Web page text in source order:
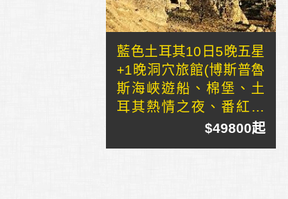
藍色土耳其10日5晚五星
+1晚洞穴旅館(博斯普魯
斯海峽遊船、棉堡、土
耳其熱情之夜、番紅花
$49800起